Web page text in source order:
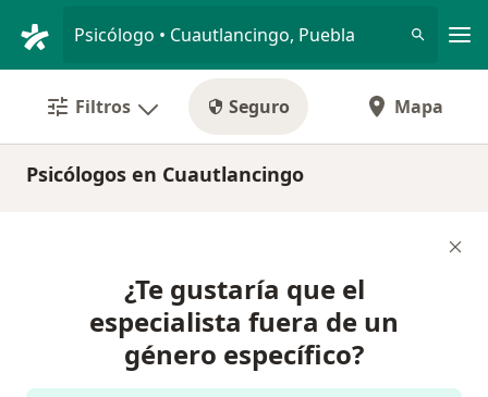
Psicólogo • Cuautlancingo, Puebla
Filtros Seguro Mapa
Psicólogos en Cuautlancingo
¿Te gustaría que el
especialista fuera de un
género específico?